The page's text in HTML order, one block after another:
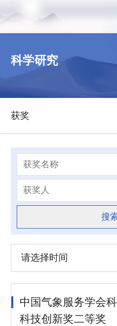
科学研究
获奖
请选择时间
中国气象服务学会
科技创新奖二等奖